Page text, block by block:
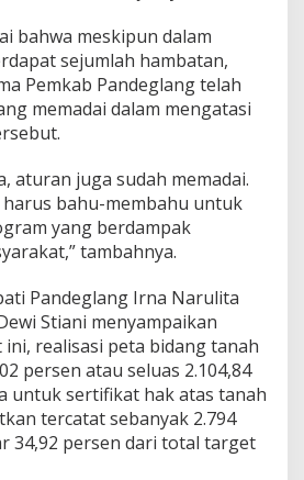
bahwa meskipun dalam
sejumlah hambatan,
Pemkab Pandeglang telah
memadai dalam mengatasi
aturan juga sudah memadai.
bahu-membahu untuk
yang berdampak
tambahnya.
Pandeglang Irna Narulita
Stiani menyampaikan
realisasi peta bidang tanah
persen atau seluas 2.104,84
untuk sertifikat hak atas tanah
tercatat sebanyak 2.794
34,92 persen dari total target